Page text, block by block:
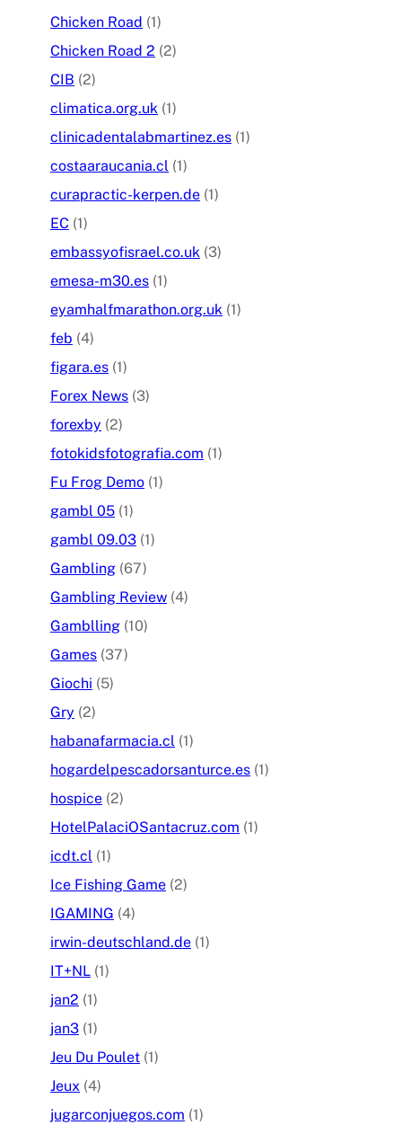
Chicken Road (1)
Chicken Road 2 (2)
CIB (2)
climatica.org.uk (1)
clinicadentalabmartinez.es (1)
costaaraucania.cl (1)
curapractic-kerpen.de (1)
EC (1)
embassyofisrael.co.uk (3)
emesa-m30.es (1)
eyamhalfmarathon.org.uk (1)
feb (4)
figara.es (1)
Forex News (3)
forexby (2)
fotokidsfotografia.com (1)
Fu Frog Demo (1)
gambl 05 (1)
gambl 09.03 (1)
Gambling (67)
Gambling Review (4)
Gamblling (10)
Games (37)
Giochi (5)
Gry (2)
habanafarmacia.cl (1)
hogardelpescadorsanturce.es (1)
hospice (2)
HotelPalaciOSantacruz.com (1)
icdt.cl (1)
Ice Fishing Game (2)
IGAMING (4)
irwin-deutschland.de (1)
IT+NL (1)
jan2 (1)
jan3 (1)
Jeu Du Poulet (1)
Jeux (4)
jugarconjuegos.com (1)